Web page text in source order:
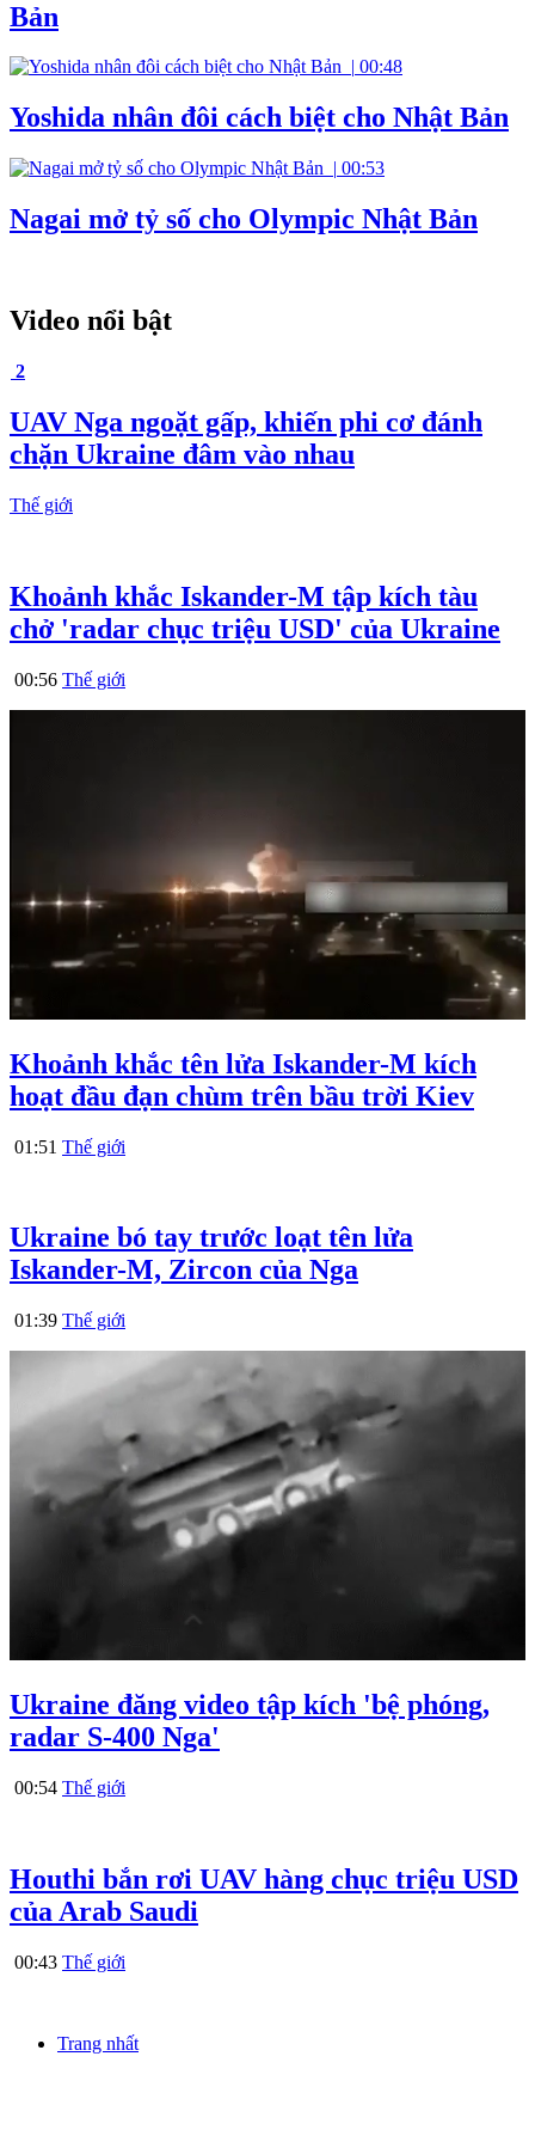
Bản
| 00:48
Yoshida nhân đôi cách biệt cho Nhật Bản
| 00:53
Nagai mở tỷ số cho Olympic Nhật Bản
Video nổi bật
2
UAV Nga ngoặt gấp, khiến phi cơ đánh
chặn Ukraine đâm vào nhau
Thế giới
Khoảnh khắc Iskander-M tập kích tàu
chở 'radar chục triệu USD' của Ukraine
00:56 Thế giới
Khoảnh khắc tên lửa Iskander-M kích
hoạt đầu đạn chùm trên bầu trời Kiev
01:51 Thế giới
Ukraine bó tay trước loạt tên lửa
Iskander-M, Zircon của Nga
01:39 Thế giới
Ukraine đăng video tập kích 'bệ phóng,
radar S-400 Nga'
00:54 Thế giới
Houthi bắn rơi UAV hàng chục triệu USD
của Arab Saudi
00:43 Thế giới
Trang nhất